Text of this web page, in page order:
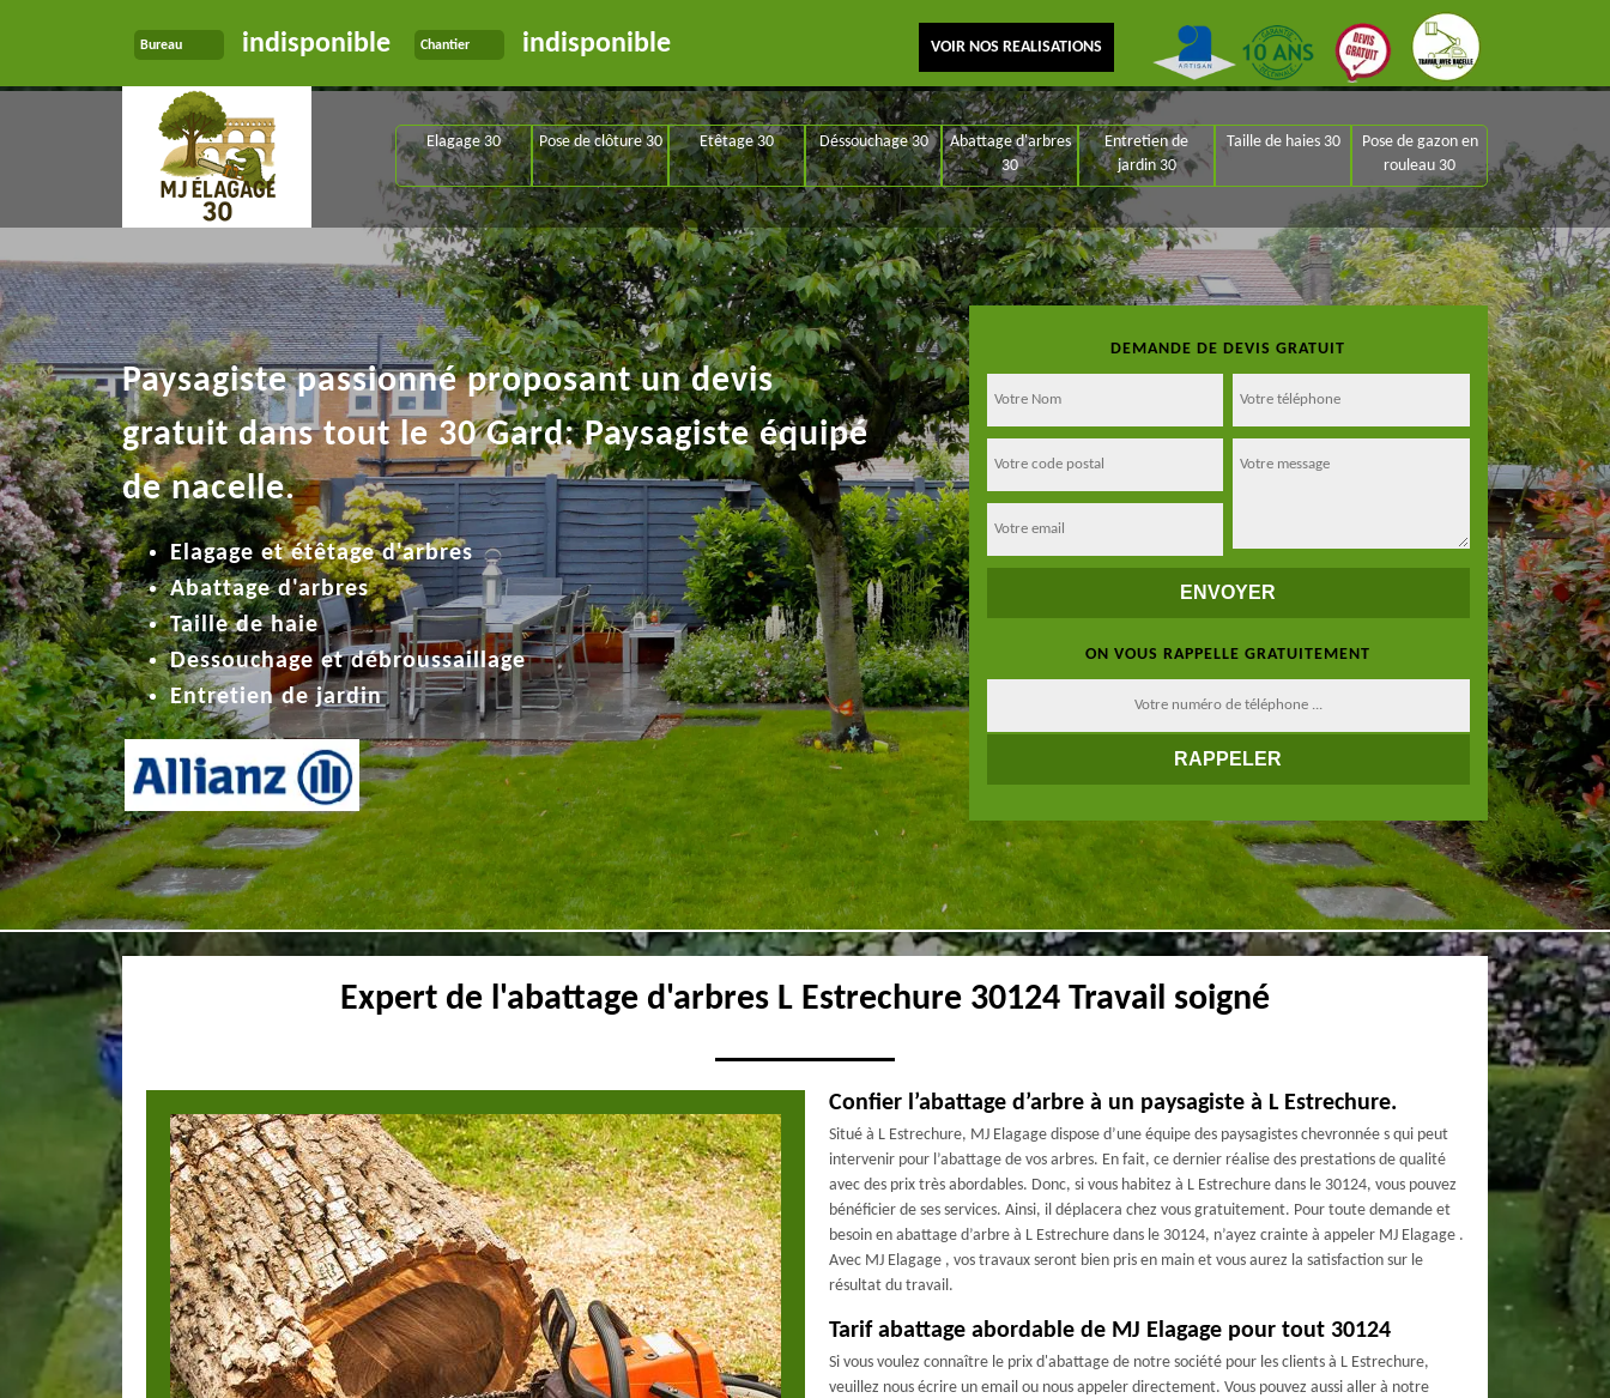
Bureau indisponible Chantier indisponible VOIR NOS REALISATIONS
Elagage 30 Pose de clôture 30 Etêtage 30 Déssouchage 30
Abattage d'arbres
30
Entretien de
jardin 30
Taille de haies 30
Pose de gazon en
rouleau 30
DEMANDE DE DEVIS GRATUIT
ON VOUS RAPPELLE GRATUITEMENT
Paysagiste passionné proposant un devis
gratuit dans tout le 30 Gard: Paysagiste équipé
de nacelle.
Elagage et étêtage d'arbres
Abattage d'arbres
Taille de haie
Dessouchage et débroussaillage
Entretien de jardin
Expert de l'abattage d'arbres L Estrechure 30124 Travail soigné
Confier l’abattage d’arbre à un paysagiste à L Estrechure.
Situé à L Estrechure, MJ Elagage dispose d’une équipe des paysagistes chevronnée s qui peut
intervenir pour l’abattage de vos arbres. En fait, ce dernier réalise des prestations de qualité
avec des prix très abordables. Donc, si vous habitez à L Estrechure dans le 30124, vous pouvez
bénéficier de ses services. Ainsi, il déplacera chez vous gratuitement. Pour toute demande et
besoin en abattage d’arbre à L Estrechure dans le 30124, n’ayez crainte à appeler MJ Elagage .
Avec MJ Elagage , vos travaux seront bien pris en main et vous aurez la satisfaction sur le
résultat du travail.
Tarif abattage abordable de MJ Elagage pour tout 30124
Si vous voulez connaître le prix d'abattage de notre société pour les clients à L Estrechure,
veuillez nous écrire un email ou nous appeler directement. Vous pouvez aussi aller à notre